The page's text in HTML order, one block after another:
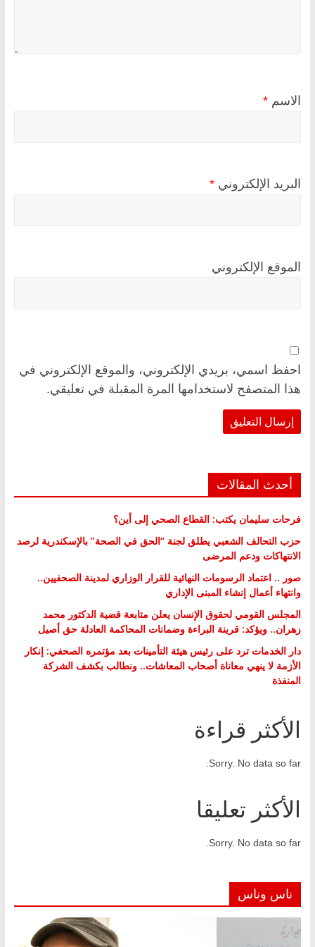
الاسم *
البريد الإلكتروني *
الموقع الإلكتروني
احفظ اسمي، بريدي الإلكتروني، والموقع الإلكتروني في
هذا المتصفح لاستخدامها المرة المقبلة في تعليقي.
أحدث المقالات
فرحات سليمان يكتب: القطاع الصحي إلى أين؟
حزب التحالف الشعبي يطلق لجنة “الحق في الصحة” بالإسكندرية لرصد
الانتهاكات ودعم المرضى
صور .. اعتماد الرسومات النهائية للقرار الوزاري لمدينة الصحفيين..
وانتهاء أعمال إنشاء المبنى الإداري
المجلس القومي لحقوق الإنسان يعلن متابعة قضية الدكتور محمد
زهران.. ويؤكد: قرينة البراءة وضمانات المحاكمة العادلة حق أصيل
دار الخدمات ترد على رئيس هيئة التأمينات بعد مؤتمره الصحفي: إنكار
الأزمة لا ينهي معاناة أصحاب المعاشات.. ونطالب بكشف الشركة
المنفذة
الأكثر قراءة
Sorry. No data so far.
الأكثر تعليقا
Sorry. No data so far.
ناس وناس